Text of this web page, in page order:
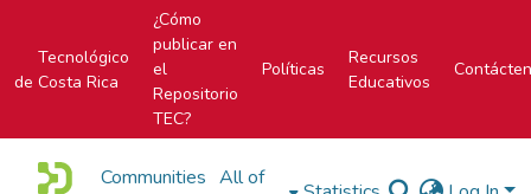
Tecnológico
de Costa Rica
¿Cómo
publicar en
el
Repositorio
TEC?
Políticas
Recursos
Educativos
Communities All of